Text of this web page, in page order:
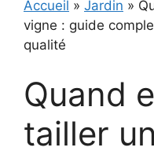
Accueil » Jardin »
vigne : guide
qualité
Quand
tailler